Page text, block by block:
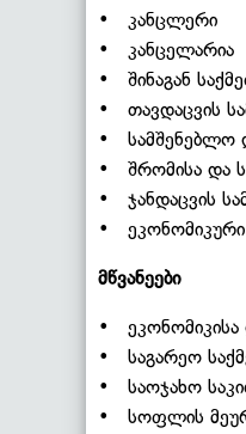
• კანცლერი
• კანცელარია
• შინაგან
• თავდაცვის
• სამშენებლო
• შრომისა და
• ჯანდაცვის
•
მწვანეები
• ეკონომიკისა
• საგარეო
• საოჯახო
• სოფლის